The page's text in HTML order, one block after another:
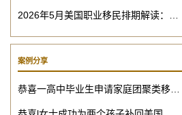
2026年5月美国职业移民排期解读：…
案例分享
恭喜一高中毕业生申请家庭团聚类移…